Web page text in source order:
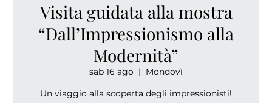
Visita guidata alla mostra
“Dall’Impressionismo alla
Modernità”
sab 16 ago
  |
Mondovì
Un viaggio alla scoperta degli impressionisti!